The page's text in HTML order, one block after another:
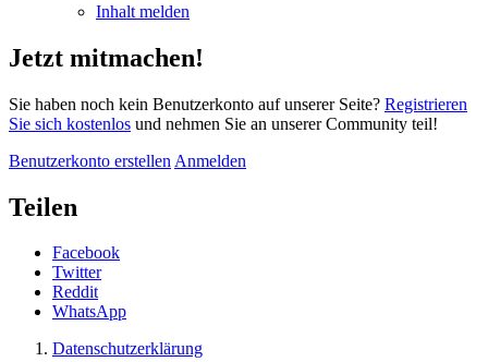
Inhalt melden
Jetzt mitmachen!
Sie haben noch kein Benutzerkonto auf unserer Seite? Registrieren
Sie sich kostenlos und nehmen Sie an unserer Community teil!
Benutzerkonto erstellen Anmelden
Teilen
Facebook
Twitter
Reddit
WhatsApp
Datenschutzerklärung